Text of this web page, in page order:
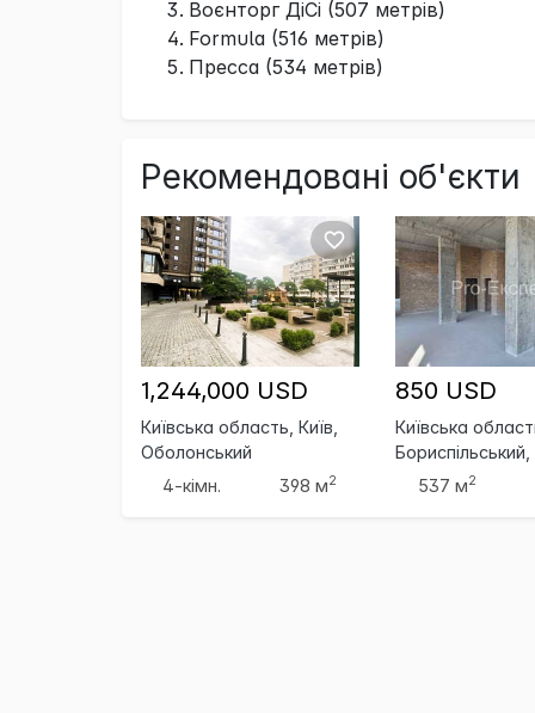
Воєнторг ДіСі (507 метрів)
Formula (516 метрів)
Пресса (534 метрів)
Рекомендовані об'єкти
1,244,000 USD
Київська область, Київ,
Оболонський
4-кімн.
398 м2
850 USD
Київська
Бориспільський,
Бориспіль
537 м2